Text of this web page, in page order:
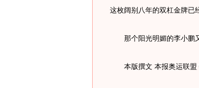
这枚阔别八年的双杠金牌已
那个阳光明媚的李小鹏
本版撰文 本报奥运联盟